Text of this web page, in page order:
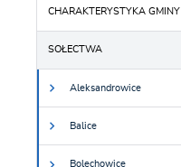
CHARAKTERYSTYKA GMINY
SOŁECTWA
Aleksandrowice
Balice
Bolechowice